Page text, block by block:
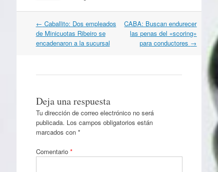
Navegación
por
artículos
← Caballito: Dos empleados
de Minicuotas Ribeiro se
encadenaron a la sucursal
CABA: Buscan endurecer
las penas del «scoring»
para conductores →
Deja una respuesta
Tu dirección de correo electrónico no será
publicada. Los campos obligatorios están
marcados con *
Comentario *